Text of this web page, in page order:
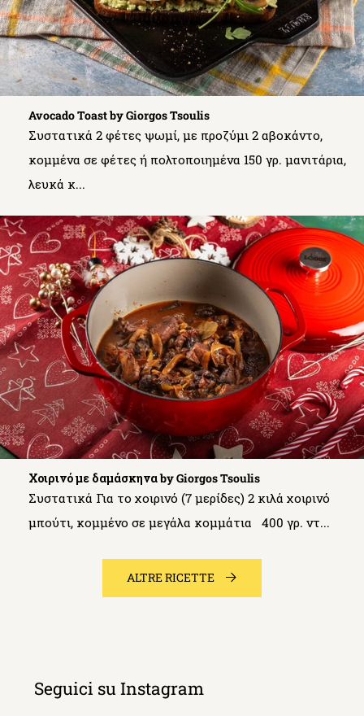
Avocado Toast by Giorgos Tsoulis
Συστατικά 2 φέτες ψωμί, με προζύμι 2 αβοκάντο,
κομμένα σε φέτες ή πολτοποιημένα 150 γρ. μανιτάρια,
λευκά κ...
Χοιρινό με δαμάσκηνα by Giorgos Tsoulis
Συστατικά Για το χοιρινό (7 μερίδες) 2 κιλά χοιρινό
μπούτι, κομμένο σε μεγάλα κομμάτια 400 γρ. ντ...
ALTRE RICETTE
Seguici su Instagram